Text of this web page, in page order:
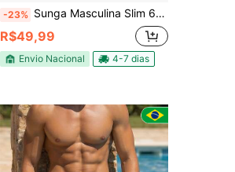
-23% Sunga Masculina Slim 6cm Praia Piscina Roupa de Banho Verão Confortável
R$49,99
Envio Nacional 4-7 dias